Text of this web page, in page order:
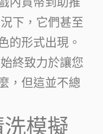
下，它們甚至
的形式出現。
終致力於讓您
，但這並不總
模擬